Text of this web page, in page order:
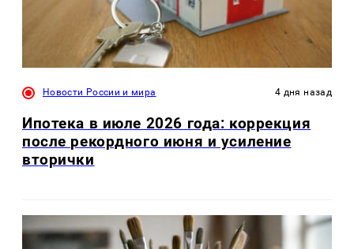
Новости России и мира 4 дня назад
Ипотека в июле 2026 года: коррекция
после рекордного июня и усиление
вторички